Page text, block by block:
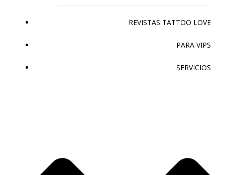
REVISTAS TATTOO LOVE
PARA VIPS
SERVICIOS